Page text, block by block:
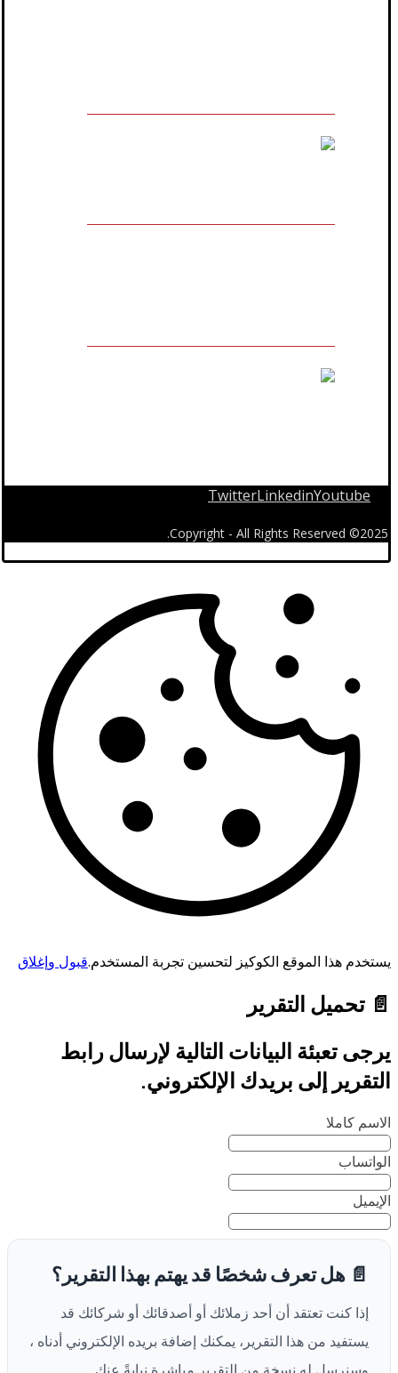
TwitterLinkedinYoutube
2025© Copyright - All Rights Reserved.
يستخدم هذا الموقع الكوكيز لتحسين تجربة المستخدم.قبول وإغلاق
📄 تحميل التقرير
يرجى تعبئة البيانات التالية لإرسال رابط
التقرير إلى بريدك الإلكتروني.
الاسم كاملا
الواتساب
الإيميل
📄 هل تعرف شخصًا قد يهتم بهذا التقرير؟
إذا كنت تعتقد أن أحد زملائك أو أصدقائك أو شركائك قد
يستفيد من هذا التقرير، يمكنك إضافة بريده الإلكتروني أدناه ،
وسنرسل له نسخة من التقرير مباشرة نيابةً عنك.